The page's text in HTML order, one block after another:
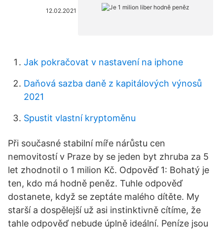
12.02.2021
Jak pokračovat v nastavení na iphone
Daňová sazba daně z kapitálových výnosů
2021
Spustit vlastní kryptoměnu
Při současné stabilní míře nárůstu cen
nemovitostí v Praze by se jeden byt zhruba za 5
let zhodnotil o 1 milion Kč. Odpověď 1: Bohatý je
ten, kdo má hodně peněz. Tuhle odpověď
dostanete, když se zeptáte malého dítěte. My
starší a dospělejší už asi instinktivně cítíme, že
tahle odpověď nebude úplně ideální. Peníze jsou